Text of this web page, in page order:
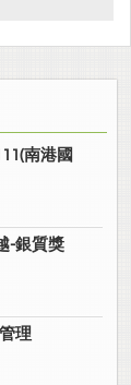
南港國
-銀質獎
理